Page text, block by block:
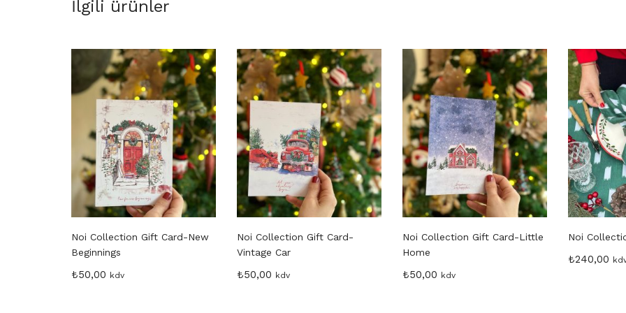
İlgili ürünler
Noi Collection Gift Card-New
Beginnings
₺50,00 kdv
Noi Collection Gift Card-
Vintage Car
₺50,00 kdv
Noi Collection Gift Card-Little
Home
₺50,00 kdv
Noi
₺240,00